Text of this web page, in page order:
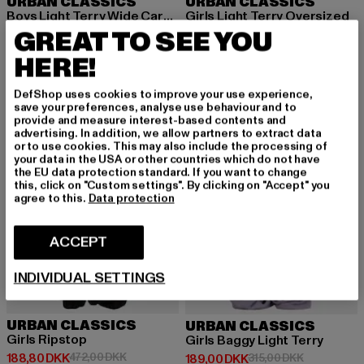
Boys Light Terry Wide Cargo Sweatpants
161,31 DKK
Nuværende pris: 161,31 DKK
283,00 DKKKampagnepris: 283,00 DKK
Girls Light Terry Oversized
148,05 DKK
Nuværende pris: 148,05 DKK
315,00 DKK
-60%
URBAN CLASSICS
Girls Ripstop
188,80 DKK
Nuværende pris: 188,80 DKK
472,00 DKKKampagnepris: 472,00 DKK
-40%
URBAN CLASSICS
Girls Baggy Light Terry
189,00 DKK
Nuværende pris: 189,00 DKK
315,00 DKK
GREAT TO SEE YOU
HERE!
DefShop uses cookies to improve your use experience,
save your preferences, analyse use behaviour and to
provide and measure interest-based contents and
advertising. In addition, we allow partners to extract data
or to use cookies. This may also include the processing of
your data in the USA or other countries which do not have
the EU data protection standard. If you want to change
this, click on "Custom settings". By clicking on "Accept" you
agree to this. Data protection
ACCEPT
INDIVIDUAL SETTINGS